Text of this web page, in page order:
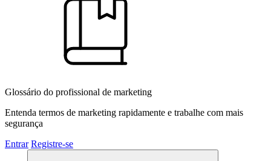
Glossário do profissional de marketing
Entenda termos de marketing rapidamente e trabalhe com mais
segurança
Entrar Registre-se